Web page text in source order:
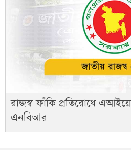
রাজস্ব ফাঁকি প্রতিরোধে
এনবিআর